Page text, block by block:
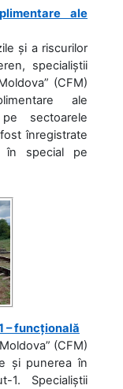
ale
și a riscurilor
specialiștii
(CFM)
ale
sectoarele
înregistrate
în special pe
– funcțională
(CFM)
și punerea în
1. Specialiștii